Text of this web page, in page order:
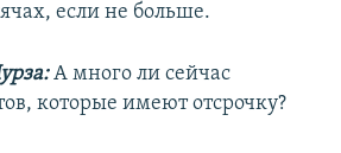
если не больше.
А много ли сейчас
которые имеют отсрочку?